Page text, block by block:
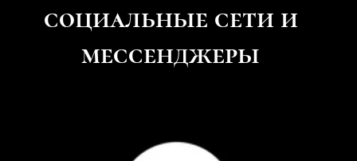
социальные сети и
мессенджеры